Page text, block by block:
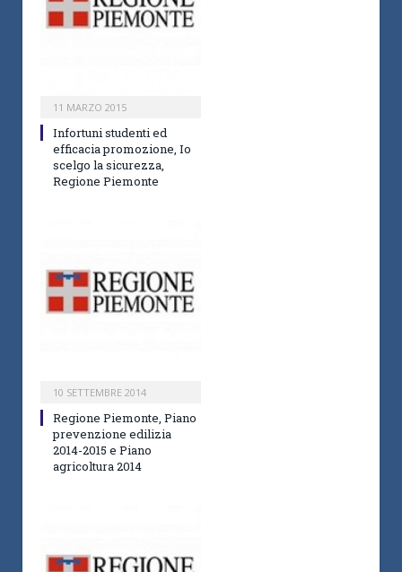
11 MARZO 2015
Infortuni studenti ed
efficacia promozione, Io
scelgo la sicurezza,
Regione Piemonte
10 SETTEMBRE 2014
Regione Piemonte, Piano
prevenzione edilizia
2014-2015 e Piano
agricoltura 2014